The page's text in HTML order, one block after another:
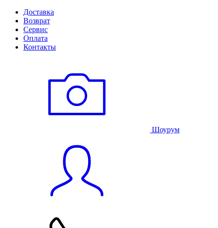
Доставка
Возврат
Сервис
Оплата
Контакты
Шоурум